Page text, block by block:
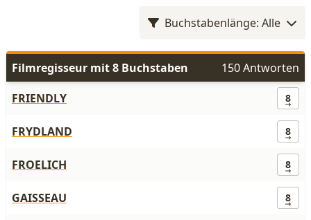
Buchstabenlänge: Alle
Filmregisseur mit 8 Buchstaben
150 Antworten
FRIENDLY
8
FRYDLAND 8
FROELICH 8
GAISSEAU 8